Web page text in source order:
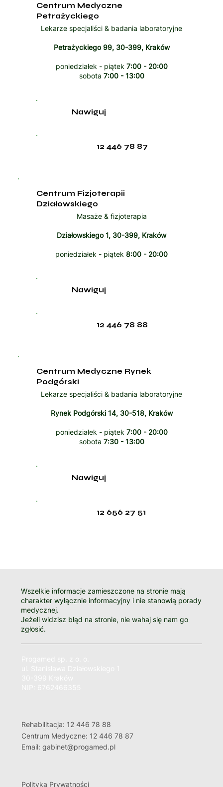
Centrum Medyczne
Petrażyckiego
Lekarze specjaliści & badania laboratoryjne
Petrażyckiego 99, 30-399, Kraków
poniedziałek - piątek 7:00 - 20:00
sobota 7:00 - 13:00
12 446 78 87
Nawiguj
Centrum Fizjoterapii
Działowskiego
Masaże & fizjoterapia
Działowskiego 1, 30-399, Kraków
poniedziałek - piątek 8:00 - 20:00
12 446 78 88
Nawiguj
Centrum Medyczne Rynek
Podgórski
Lekarze specjaliści & badania laboratoryjne
Rynek Podgórski 14, 30-518, Kraków
poniedziałek - piątek 7:00 - 20:00
sobota 7:30 - 13:00
12 656 27 51
Nawiguj
Wszelkie informacje zamieszczone na stronie mają
charakter wyłącznie informacyjny i nie stanowią porady
medycznej.
Jeżeli widzisz błąd na stronie, nie wahaj się nam go
zgłosić.
Rehabilitacja: 12 446 78 88
Centrum Medyczne: 12 446 78 87
Email: gabinet@progamed.pl
Polityka Prywatności